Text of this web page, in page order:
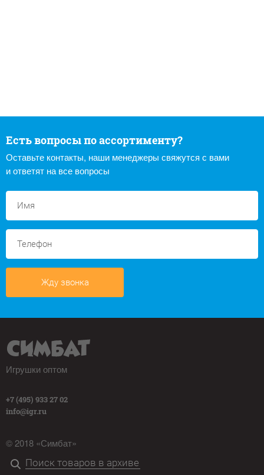
Есть вопросы по ассортименту?
Оставьте контакты, наши менеджеры свяжутся с вами
и ответят на все вопросы
Жду звонка
Игрушки оптом
+7 (495) 933 27 02
info@igr.ru
© 2018 «Симбат»